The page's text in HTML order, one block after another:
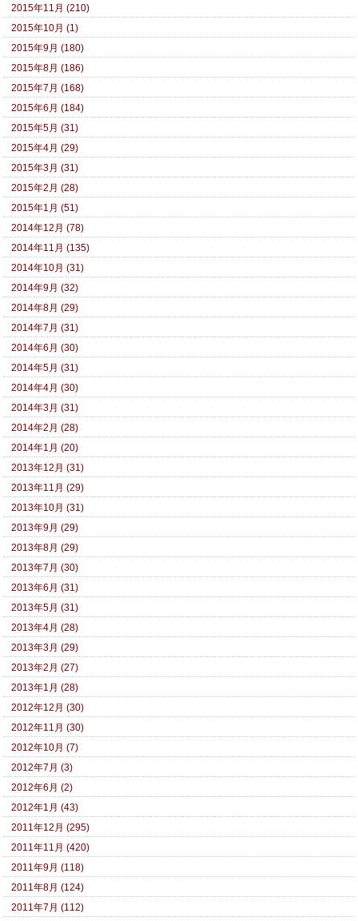
2015年11月 (210)
2015年10月 (1)
2015年9月 (180)
2015年8月 (186)
2015年7月 (168)
2015年6月 (184)
2015年5月 (31)
2015年4月 (29)
2015年3月 (31)
2015年2月 (28)
2015年1月 (51)
2014年12月 (78)
2014年11月 (135)
2014年10月 (31)
2014年9月 (32)
2014年8月 (29)
2014年7月 (31)
2014年6月 (30)
2014年5月 (31)
2014年4月 (30)
2014年3月 (31)
2014年2月 (28)
2014年1月 (20)
2013年12月 (31)
2013年11月 (29)
2013年10月 (31)
2013年9月 (29)
2013年8月 (29)
2013年7月 (30)
2013年6月 (31)
2013年5月 (31)
2013年4月 (28)
2013年3月 (29)
2013年2月 (27)
2013年1月 (28)
2012年12月 (30)
2012年11月 (30)
2012年10月 (7)
2012年7月 (3)
2012年6月 (2)
2012年1月 (43)
2011年12月 (295)
2011年11月 (420)
2011年9月 (118)
2011年8月 (124)
2011年7月 (112)